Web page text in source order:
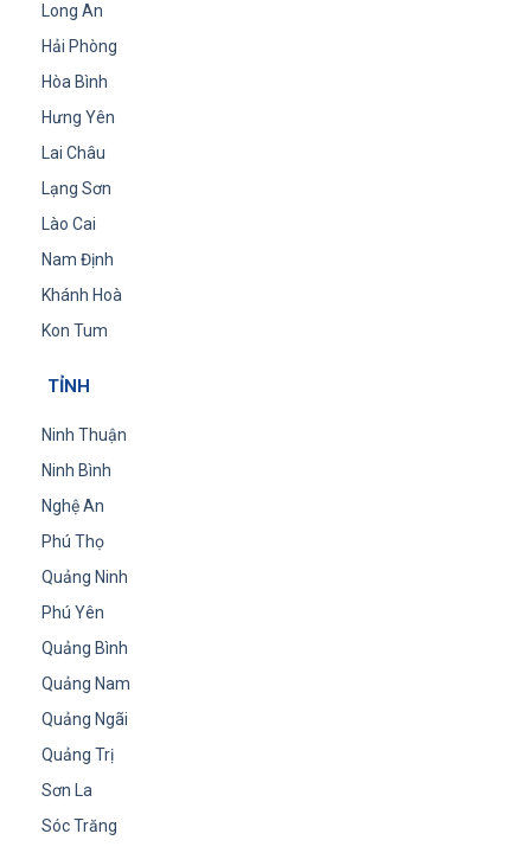
Long An
Hải Phòng
Hòa Bình
Hưng Yên
Lai Châu
Lạng Sơn
Lào Cai
Nam Định
Khánh Hoà
Kon Tum
TỈNH
Ninh Thuận
Ninh Bình
Nghệ An
Phú Thọ
Quảng Ninh
Phú Yên
Quảng Bình
Quảng Nam
Quảng Ngãi
Quảng Trị
Sơn La
Sóc Trăng